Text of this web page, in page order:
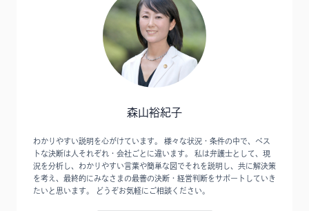
森山裕紀子
わかりやすい説明を心がけています。 様々な状況・条件の中で、ベス
トな決断は人それぞれ・会社ごとに違います。 私は弁護士として、現
況を分析し、わかりやすい言葉や簡単な図でそれを説明し、共に解決策
を考え、最終的にみなさまの最善の決断・経営判断をサポートしていき
たいと思います。 どうぞお気軽にご相談ください。